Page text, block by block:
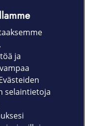
m)
ja
selaintietoja